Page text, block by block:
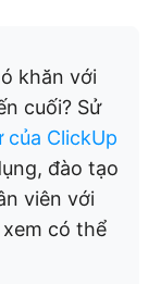
khăn với
cuối? Sử
của ClickUp
đào tạo
viên với
có thể